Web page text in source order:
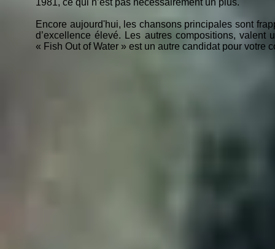
1981, ce qui n’est pas nécessairement un plus.
Encore aujourd'hui, les chansons principales sont
d’excellence élevé. Les autres compositions,
« Fish Out of Water » est un autre candidat pour votre